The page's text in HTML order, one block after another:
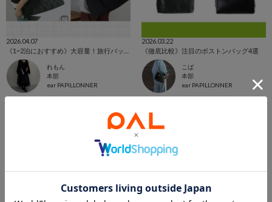
2026.04.07
れもん
本部
ear PAPILLONNER
2026.03.22
《徹底比較》注目のボストンバッグ4選
こば
本部
ear PAPILLONNER